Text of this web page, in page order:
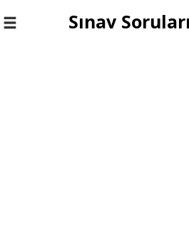
Toggle
Sınav Soruları